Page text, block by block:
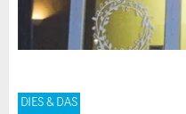
DIES & DAS